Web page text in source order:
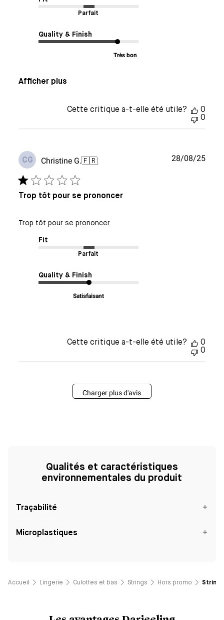
Parfait
Quality & Finish
Très bon
Afficher plus
Cette critique a-t-elle été utile?
0
0
CG Christine G.🇫🇷
Trop tôt pour se prononcer
Trop tôt pour se prononcer
Fit
Parfait
Quality & Finish
Satisfaisant
Date
28/08/25
Cette critique a-t-elle été utile?
0
0
Charger plus d'avis
Qualités et caractéristiques
environnementales du produit
Traçabilité
Microplastiques
Accueil Lingerie Culottes et bas Strings Hors promo String